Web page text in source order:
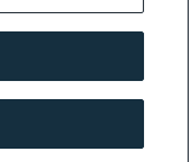
| 指南